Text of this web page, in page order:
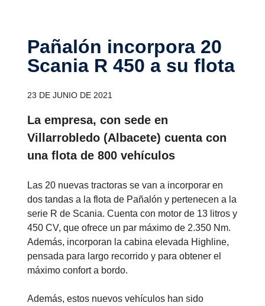
Pañalón incor­pora 20
Scania R 450 a su flota
23 DE JUNIO DE 2021
La empresa, con sede en
Villarrobledo (Albacete) cuenta con
una flota de 800 vehículos
Las 20 nuevas tractoras se van a incorporar en
dos tandas a la flota de Pañalón y pertenecen a la
serie R de Scania. Cuenta con motor de 13 litros y
450 CV, que ofrece un par máximo de 2.350 Nm.
Además, incorporan la cabina elevada Highline,
pensada para largo recorrido y para obtener el
máximo confort a bordo.
Además, estos nuevos vehículos han sido